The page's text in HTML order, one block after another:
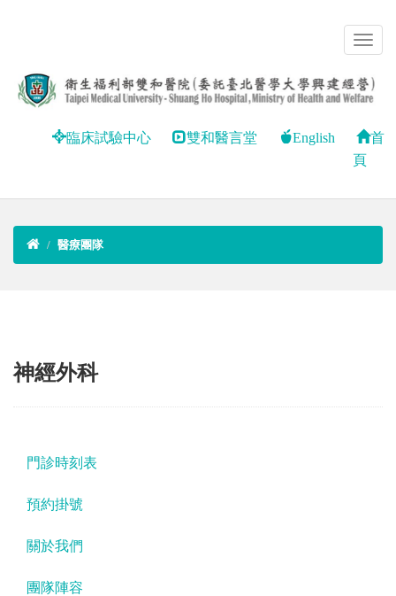
臨床試驗中心 雙和醫言堂 English
首
頁
醫療團隊
神經外科
門診時刻表
預約掛號
關於我們
團隊陣容